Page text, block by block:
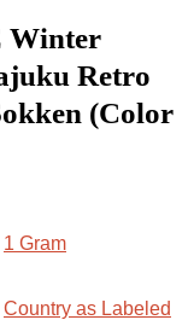
Winter
Retro
(Color
‎1 Gram
‎Country as Labeled